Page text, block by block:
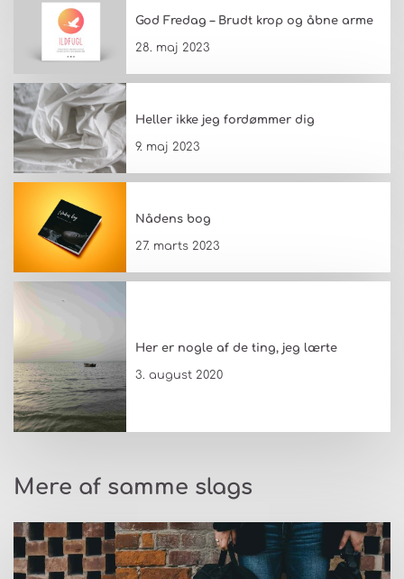
God Fredag – Brudt krop og åbne arme
28. maj 2023
Heller ikke jeg fordømmer dig
9. maj 2023
Nådens bog
27. marts 2023
Her er nogle af de ting, jeg lærte
3. august 2020
Mere af samme slags